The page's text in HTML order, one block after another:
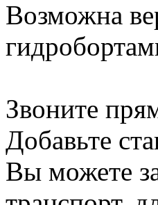
Возможна
Звоните
Добавьте
Вы можете